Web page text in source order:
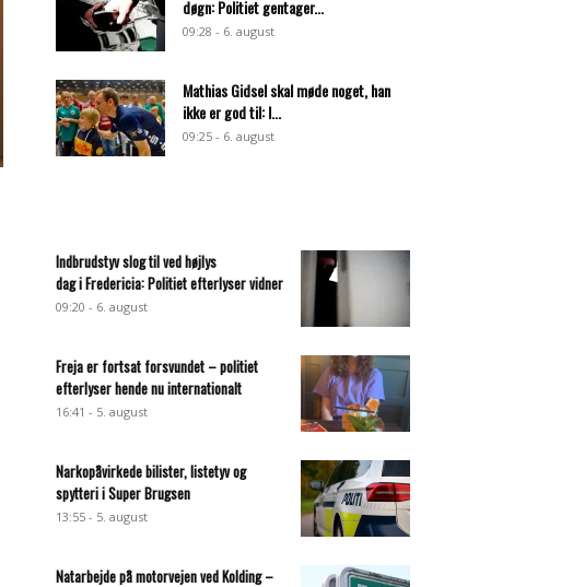
døgn: Politiet gentager...
09:28 - 6. august
Mathias Gidsel skal møde noget, han
ikke er god til: I...
09:25 - 6. august
Indbrudstyv slog til ved højlys
dag i Fredericia: Politiet efterlyser vidner
09:20 - 6. august
Freja er fortsat forsvundet – politiet
efterlyser hende nu internationalt
16:41 - 5. august
Narkopåvirkede bilister, listetyv og
spytteri i Super Brugsen
13:55 - 5. august
Natarbejde på motorvejen ved Kolding –